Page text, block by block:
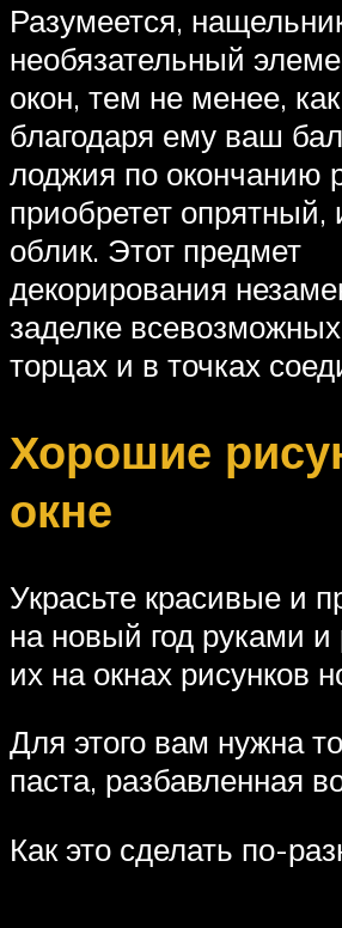
Разумеется,
необязательный
окон, тем не менее,
благодаря ему ваш
лоджия по окончанию
приобретет
облик. Этот предмет
декорирования
заделке
торцах и в точках
Хорошие
окне
Украсьте красивые и
на новый год руками и
их на окнах рисунков
Для этого вам нужна
паста, разбавленная
Как это сделать по-